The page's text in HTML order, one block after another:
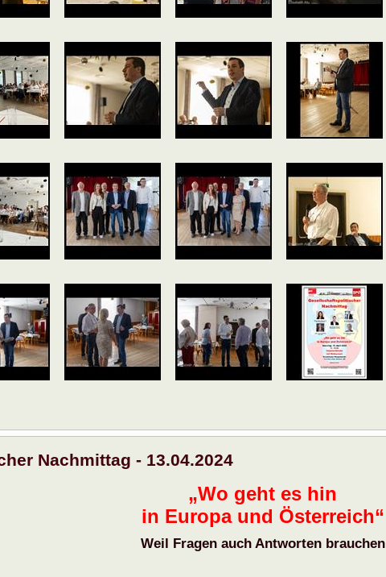
Nachmittag - 13.04.2024
„Wo geht es hin
in Europa und Österreich“
Weil Fragen auch Antworten brauchen